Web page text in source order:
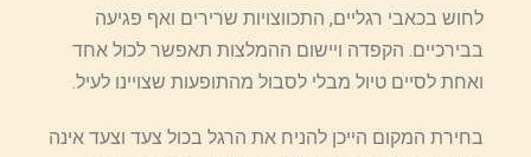
לחוש בכאבי רגליים, התכווצויות שרירים ואף פגיעה
בבירכיים. הקפדה ויישום ההמלצות תאפשר לכול אחד
ואחת לסיים טיול מבלי לסבול מהתופעות שצויינו לעיל.
בחירת המקום הייכן להניח את הרגל בכול צעד וצעד אינה